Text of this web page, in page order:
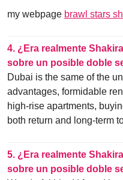
my webpage brawl stars
4. ¿Era realmente
sobre un posible doble
Dubai is the same of the
advantages, formidable
high-rise apartments,
both return and long-term
5. ¿Era realmente
sobre un posible doble